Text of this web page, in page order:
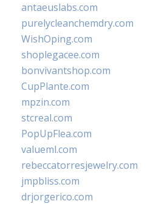
antaeuslabs.com
purelycleanchemdry.com
WishOping.com
shoplegacee.com
bonvivantshop.com
CupPlante.com
mpzin.com
stcreal.com
PopUpFlea.com
valueml.com
rebeccatorresjewelry.com
jmpbliss.com
drjorgerico.com